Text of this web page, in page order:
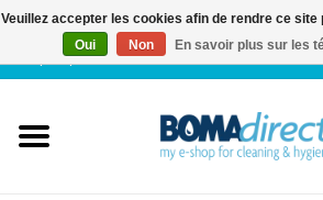
FR|
Veuillez accepter les cookies afin de rendre ce
Oui
Non En savoir plus sur les